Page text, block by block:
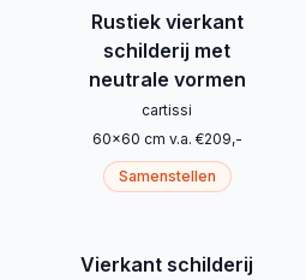
Rustiek vierkant
schilderij met
neutrale vormen
cartissi
60x60 cm v.a. €209,-
Samenstellen
Vierkant schilderij